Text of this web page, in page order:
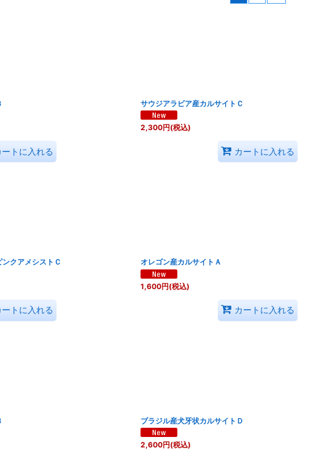
ートに入れる
サウジアラビア産カルサイトＣ
2,300円(税込)
カートに入れる
クアメシストＣ
ートに入れる
オレゴン産カルサイトＡ
1,600円(税込)
カートに入れる
ブラジル産犬牙状カルサイトＤ
2,600円(税込)